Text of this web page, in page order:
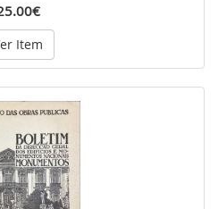
Item